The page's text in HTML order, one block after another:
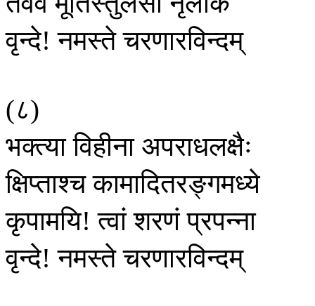
वृन्दे!नमस्तेचरणारविन्दम्
(८)
भक्त्याविहीना अपराधलक्षैः
क्षिप्ताश्चकामादितरङ्गमध्ये
कृपामयि!त्वांशरणंप्रपन्ना
वृन्दे!नमस्तेचरणारविन्दम्